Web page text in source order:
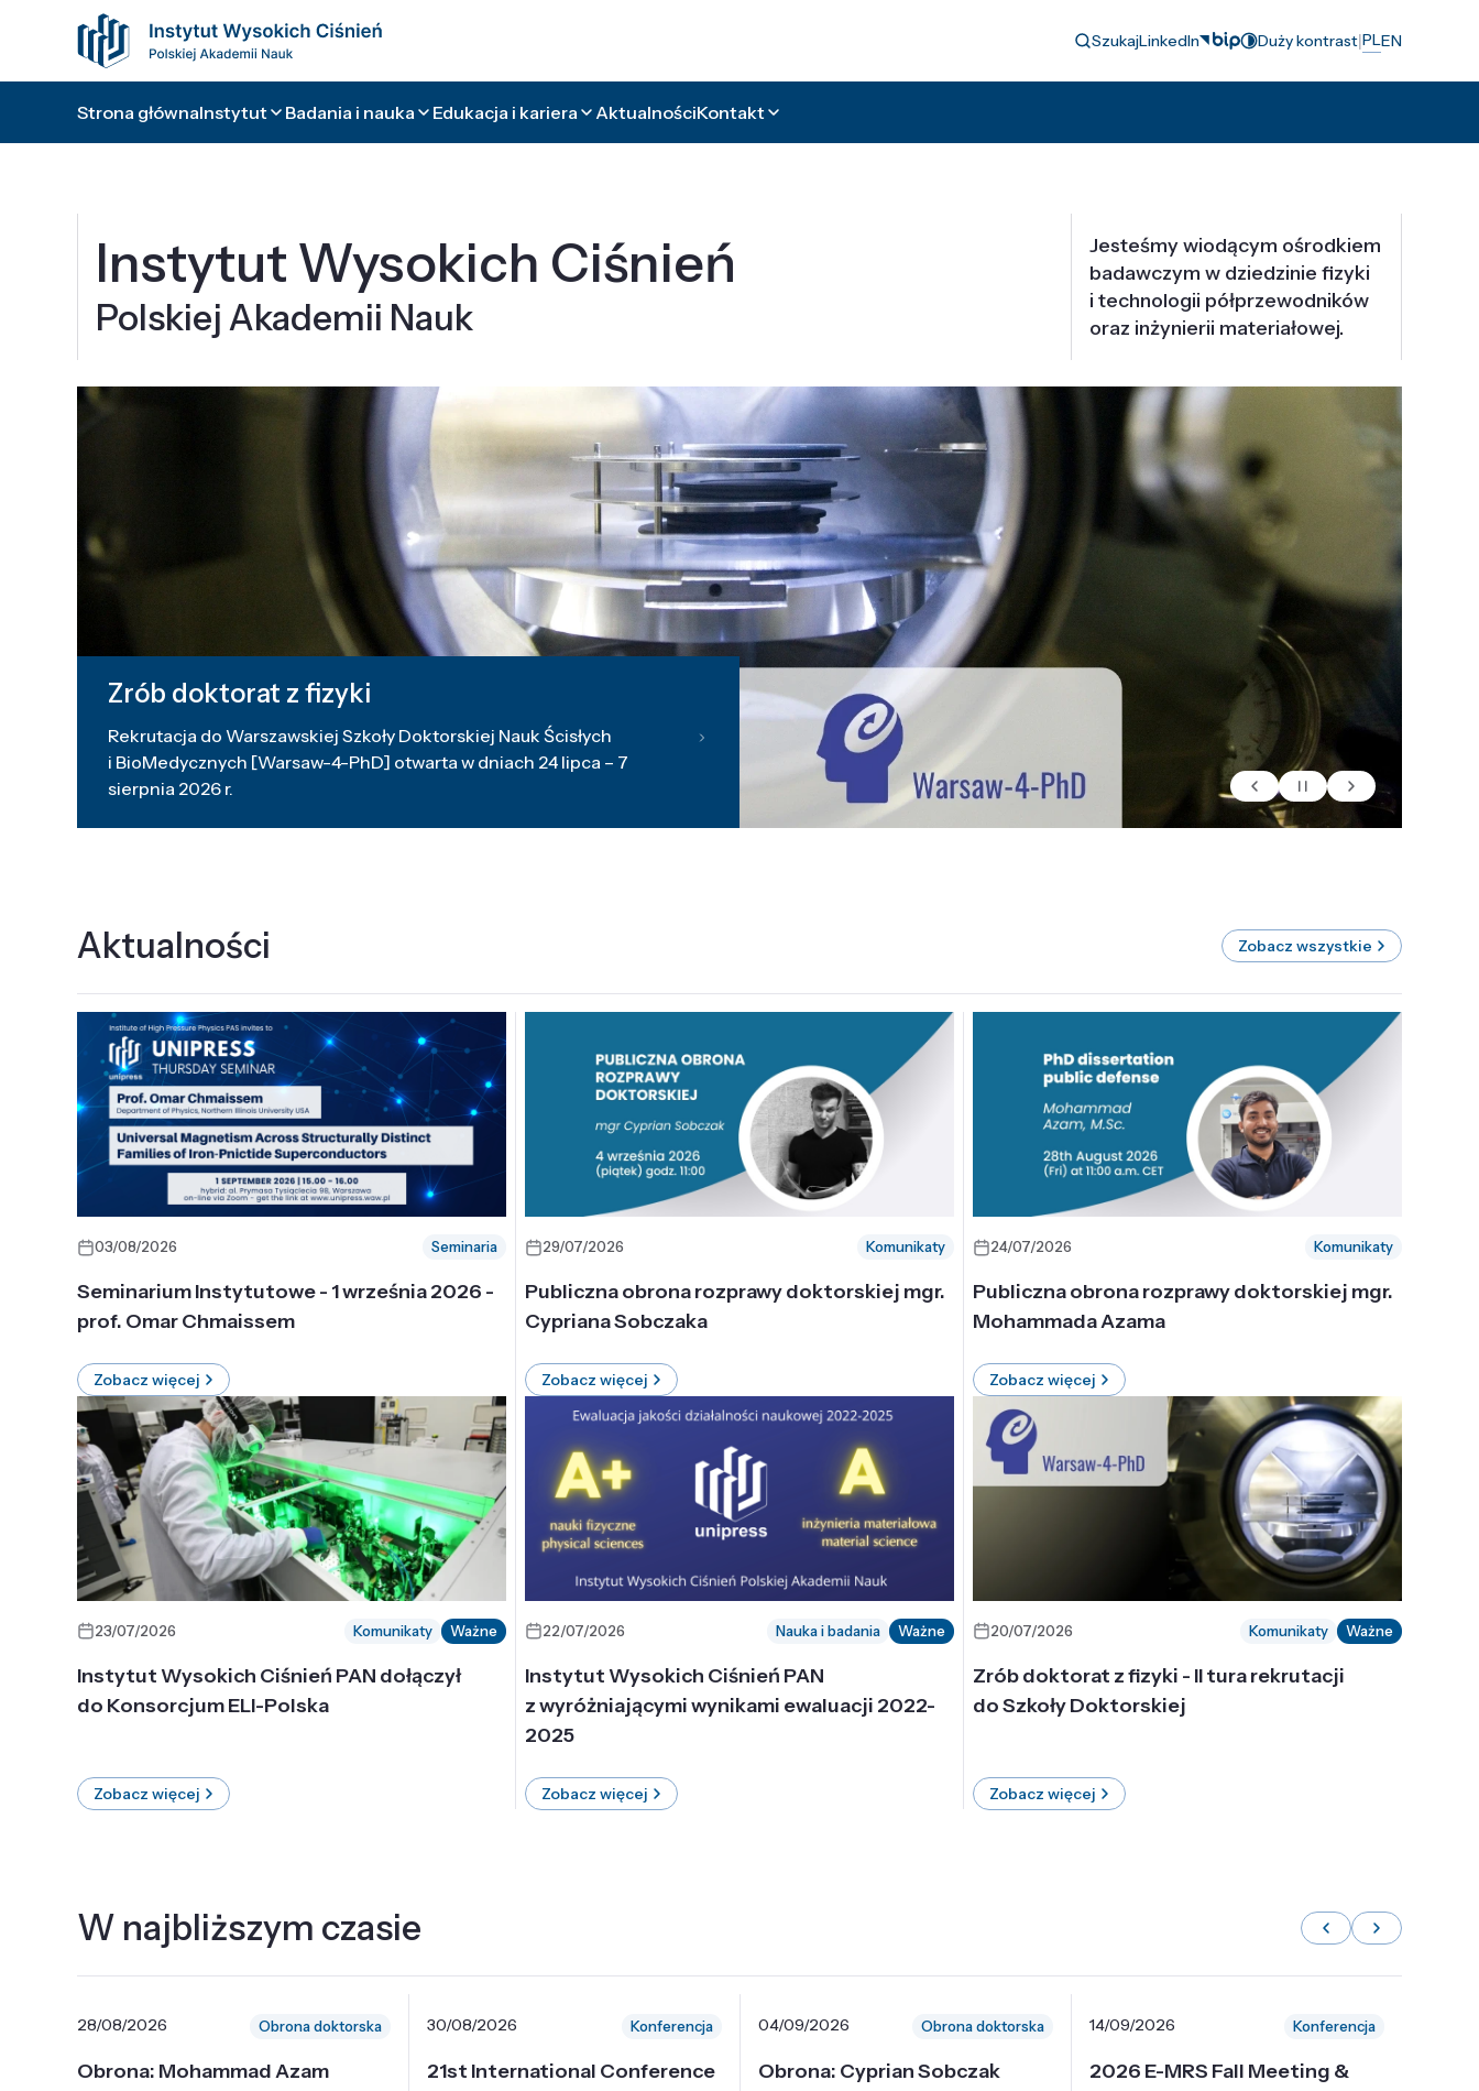
SzukajLinkedIn Duży kontrast|PLEN
Strona głównaInstytut Badania i nauka Edukacja i kariera AktualnościKontakt
Instytut Wysokich Ciśnień
Polskiej Akademii Nauk
Jesteśmy wiodącym ośrodkiem
badawczym w dziedzinie fizyki
i technologii półprzewodników
oraz inżynierii materiałowej.
Zrób doktorat z fizyki
Rekrutacja do Warszawskiej Szkoły Doktorskiej Nauk Ścisłych
i BioMedycznych [Warsaw-4-PhD] otwarta w dniach 24 lipca – 7
sierpnia 2026 r.
Aktualności Zobacz wszystkie
03/08/2026 Seminaria
Seminarium Instytutowe - 1 września 2026 -
prof. Omar Chmaissem
Zobacz więcej
29/07/2026 Komunikaty
Publiczna obrona rozprawy doktorskiej mgr.
Cypriana Sobczaka
Zobacz więcej
24/07/2026 Komunikaty
Publiczna obrona rozprawy doktorskiej mgr.
Mohammada Azama
Zobacz więcej
23/07/2026 Komunikaty Ważne
Instytut Wysokich Ciśnień PAN dołączył
do Konsorcjum ELI-Polska
Zobacz więcej
22/07/2026 Nauka i badania Ważne
Instytut Wysokich Ciśnień PAN
z wyróżniającymi wynikami ewaluacji 2022-
2025
Zobacz więcej
20/07/2026 Komunikaty Ważne
Zrób doktorat z fizyki - II tura rekrutacji
do Szkoły Doktorskiej
Zobacz więcej
W najbliższym czasie
28/08/2026 Obrona doktorska
Obrona: Mohammad Azam
30/08/2026 Konferencja
21st International Conference
04/09/2026 Obrona doktorska
Obrona: Cyprian Sobczak
14/09/2026 Konferencja
2026 E-MRS Fall Meeting &